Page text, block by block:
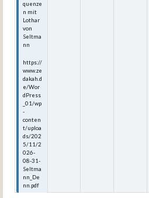
quenze
n mit
Lothar
von
Seltma
nn
https://
www.ze
dakah.d
e/Wor
dPress
_01/wp
-
conten
t/uploa
ds/202
5/11/2
026-
08-31-
Seltma
nn_De
nn.pdf